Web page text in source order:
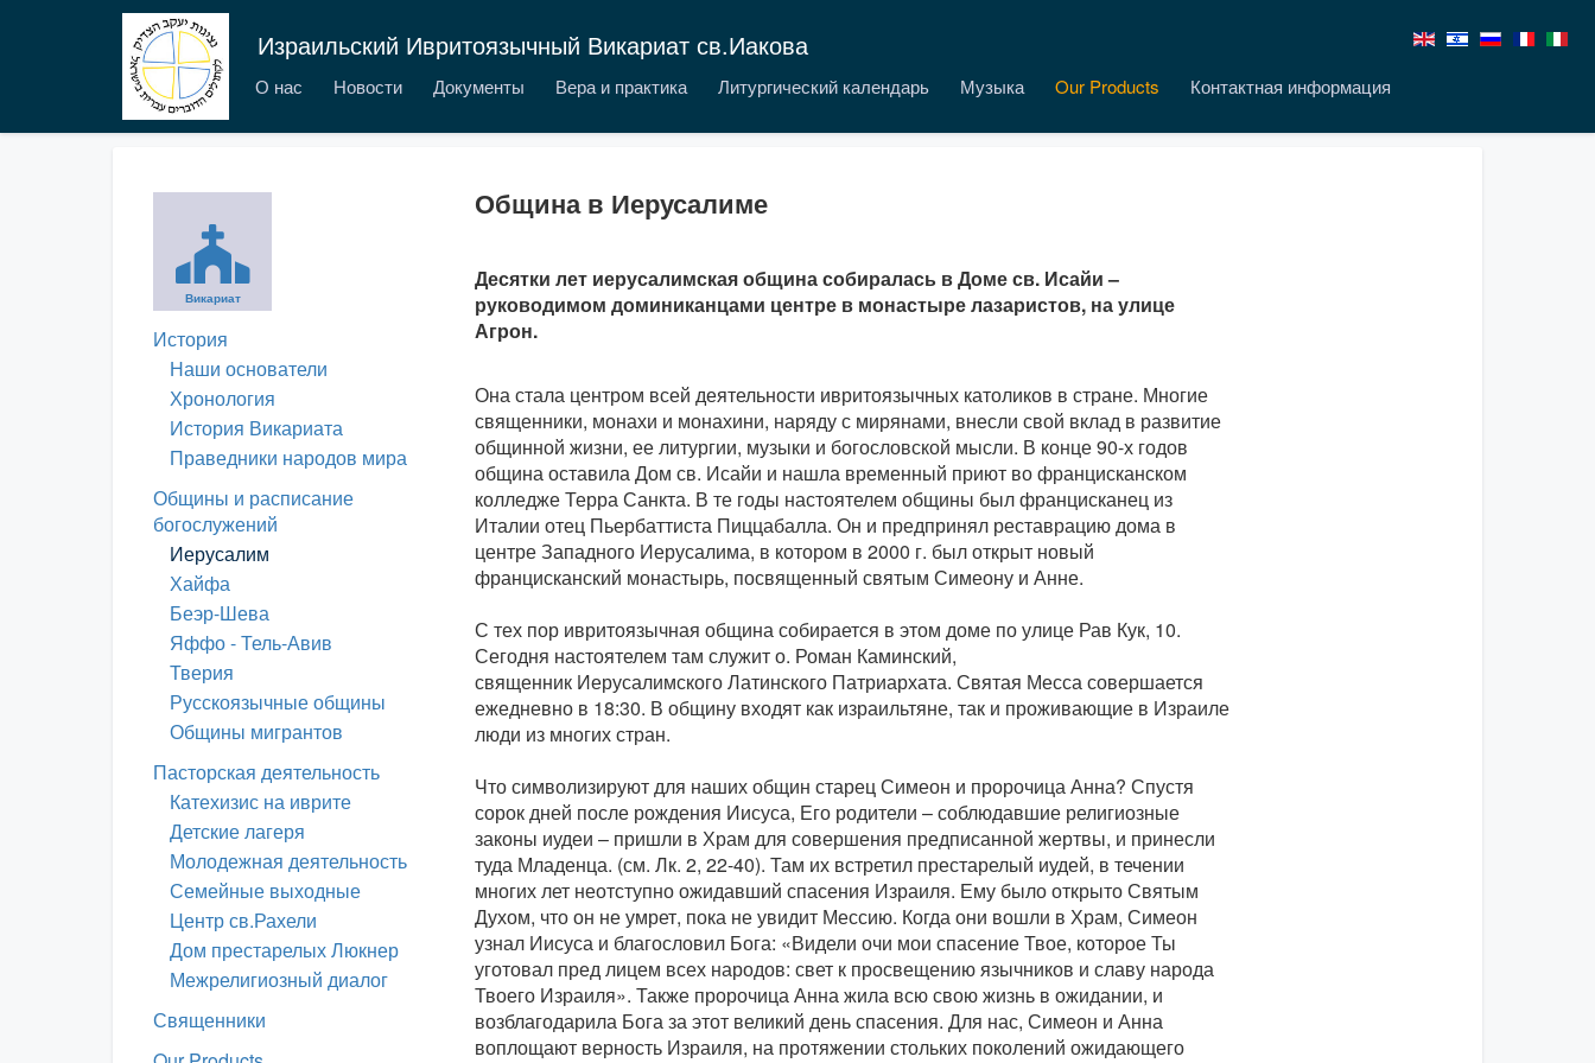
Израильский Ивритоязычный Викариат св.Иакова
О нас Новости Документы Вера и практика Литургический календарь Музыка Our Products Контактная информация
Викариат
История
Наши основатели
Хронология
История Викариата
Праведники народов мира
Общины и расписание
богослужений
Иерусалим
Хайфа
Беэр-Шева
Яффо - Тель-Авив
Тверия
Русскоязычные общины
Общины мигрантов
Пасторская деятельность
Катехизис на иврите
Детские лагеря
Молодежная деятельность
Семейные выходные
Центр св.Рахели
Дом престарелых Люкнер
Межрелигиозный диалог
Священники
Община в Иерусалиме
Десятки лет иерусалимская община собиралась в Доме св. Исайи –
руководимом доминиканцами центре в монастыре лазаристов, на улице
Агрон.
Она стала центром всей деятельности ивритоязычных католиков в стране. Многие
священники, монахи и монахини, наряду с мирянами, внесли свой вклад в развитие
общинной жизни, ее литургии, музыки и богословской мысли. В конце 90-х годов
община оставила Дом св. Исайи и нашла временный приют во францисканском
колледже Терра Санкта. В те годы настоятелем общины был францисканец из
Италии отец Пьербаттиста Пиццабалла. Он и предпринял реставрацию дома в
центре Западного Иерусалима, в котором в 2000 г. был открыт новый
францисканский монастырь, посвященный святым Симеону и Анне.
С тех пор ивритоязычная община собирается в этом доме по улице Рав Кук, 10.
Сегодня настоятелем там служито. Роман Каминский,
священник Иерусалимского Латинского Патриархата. Святая Месса совершается
ежедневно в 18:30. В общину входят как израильтяне, так и проживающие в Израиле
люди из многих стран.
Что символизируют для наших общин старец Симеон и пророчица Анна? Спустя
сорок дней после рождения Иисуса, Его родители – соблюдавшие религиозные
законы иудеи – пришли в Храм для совершения предписанной жертвы, и принесли
туда Младенца. (см. Лк. 2, 22-40). Там их встретил престарелый иудей, в течении
многих лет неотступно ожидавший спасения Израиля. Ему было открыто Святым
Духом, что он не умрет, пока не увидит Мессию. Когда они вошли в Храм, Симеон
узнал Иисуса и благословил Бога: «Видели очи мои спасение Твое, которое Ты
уготовал пред лицем всех народов: свет к просвещению язычников и славу народа
Твоего Израиля». Также пророчица Анна жила всю свою жизнь в ожидании, и
возблагодарила Бога за этот великий день спасения. Для нас, Симеон и Анна
воплощают верность Израиля, на протяжении стольких поколений ожидающего